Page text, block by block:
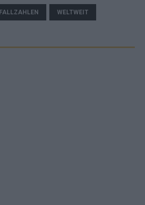
FALLZAHLEN WELTWEIT